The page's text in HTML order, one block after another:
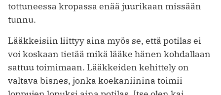
tottuneessa kropassa enää juurikaan missään
tunnu.
Lääkkeisiin liittyy aina myös se, että potilas ei
voi koskaan tietää mikä lääke hänen kohdallaan
sattuu toimimaan. Lääkkeiden kehittely on
valtava bisnes, jonka koekaniinina toimii